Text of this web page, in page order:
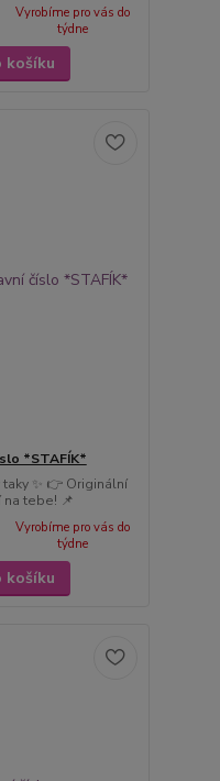
Vyrobíme pro vás do
týdne
košíku
*STAFÍK*
✨ 👉 Originální
na tebe! 📌
Vyrobíme pro vás do
týdne
košíku